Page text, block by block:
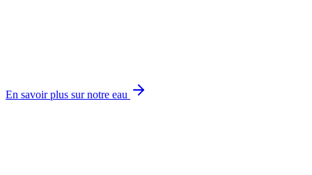
En savoir plus sur notre eau